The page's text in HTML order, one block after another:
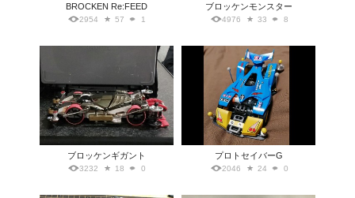
BROCKEN Re:FEED
2954 57 1
ブロッケンモンスター
4976 33 8
ブロッケンギガント
3232 18 0
プロトセイバーG
2046 24 0